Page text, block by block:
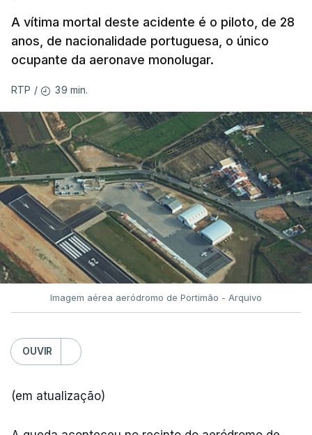
A vítima mortal deste acidente é o piloto, de 28
anos, de nacionalidade portuguesa, o único
ocupante da aeronave monolugar.
RTP / 39 min.
Imagem aérea aeródromo de Portimão - Arquivo
OUVIR
(em atualização)